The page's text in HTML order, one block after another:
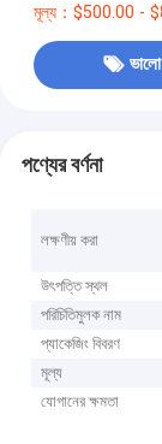
মূল্য：$500.00 -
পণ্যের বর্ণনা
লক্ষণীয় করা
উৎপত্তি স্থল
পরিচিতিমুলক নাম
প্যাকেজিং বিবরণ
মূল্য
যোগানের ক্ষমতা